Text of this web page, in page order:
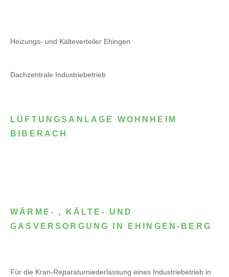
Heizungs- und Kälteverteiler Ehingen
Dachzentrale Industriebetrieb
LÜFTUNGSANLAGE WOHNHEIM
BIBERACH
WÄRME- , KÄLTE- UND
GASVERSORGUNG IN EHINGEN-BERG
Für die Kran-Reparaturniederlassung eines Industriebetrieb in